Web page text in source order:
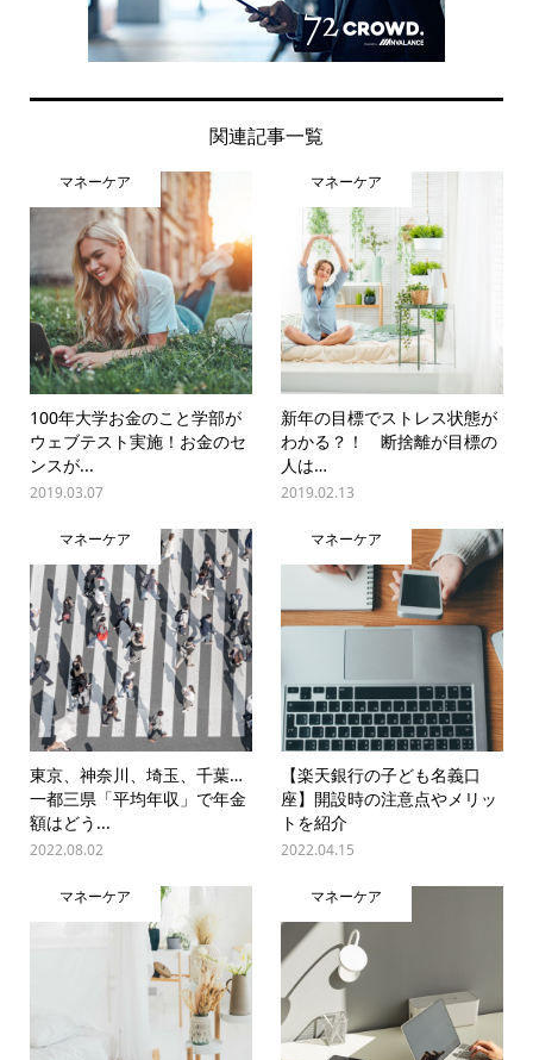
関連記事一覧
マネーケア
100年大学お金のこと学部が
ウェブテスト実施！お金のセ
ンスが...
2019.03.07
マネーケア
新年の目標でストレス状態が
わかる？！ 断捨離が目標の
人は…
2019.02.13
マネーケア
東京、神奈川、埼玉、千葉…
一都三県「平均年収」で年金
額はどう...
2022.08.02
マネーケア
【楽天銀行の子ども名義口
座】開設時の注意点やメリッ
トを紹介
2022.04.15
マネーケア マネーケア